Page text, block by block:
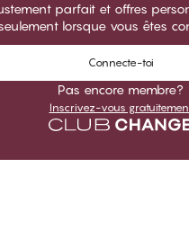
parfait et offres
lorsque vous êtes
Connecte-toi
Pas encore membre?
Inscrivez-vous
de bikini